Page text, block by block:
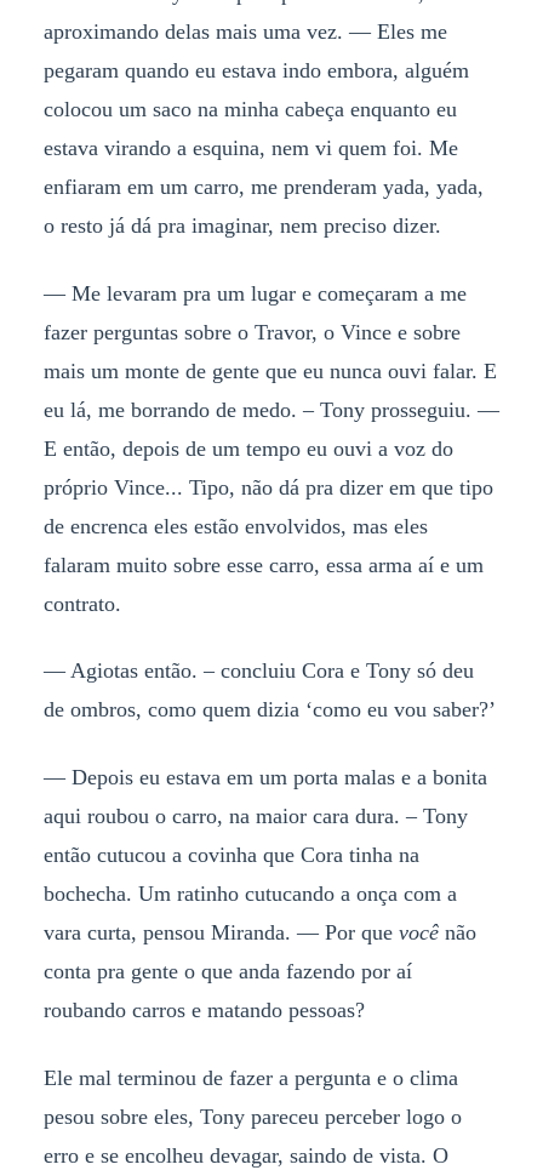
aproximando delas mais uma vez. — Eles me
pegaram quando eu estava indo embora, alguém
colocou um saco na minha cabeça enquanto eu
estava virando a esquina, nem vi quem foi. Me
enfiaram em um carro, me prenderam yada, yada,
o resto já dá pra imaginar, nem preciso dizer.
— Me levaram pra um lugar e começaram a me
fazer perguntas sobre o Travor, o Vince e sobre
mais um monte de gente que eu nunca ouvi falar. E
eu lá, me borrando de medo. – Tony prosseguiu. —
E então, depois de um tempo eu ouvi a voz do
próprio Vince... Tipo, não dá pra dizer em que tipo
de encrenca eles estão envolvidos, mas eles
falaram muito sobre esse carro, essa arma aí e um
contrato.
— Agiotas então. – concluiu Cora e Tony só deu
de ombros, como quem dizia ‘como eu vou saber?’
— Depois eu estava em um porta malas e a bonita
aqui roubou o carro, na maior cara dura. – Tony
então cutucou a covinha que Cora tinha na
bochecha. Um ratinho cutucando a onça com a
vara curta, pensou Miranda. — Por que você não
conta pra gente o que anda fazendo por aí
roubando carros e matando pessoas?
Ele mal terminou de fazer a pergunta e o clima
pesou sobre eles, Tony pareceu perceber logo o
erro e se encolheu devagar, saindo de vista. O